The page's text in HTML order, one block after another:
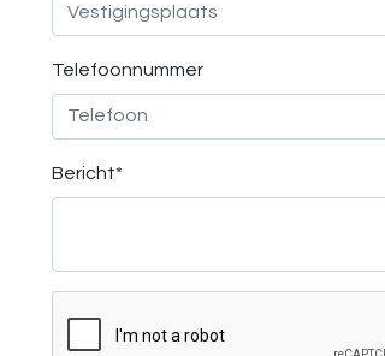
Telefoonnummer
Bericht*